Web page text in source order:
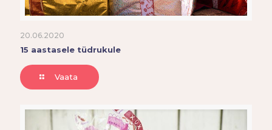
20.06.2020
15 aastasele tüdrukule
Vaata